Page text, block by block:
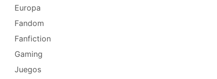
Europa
Fandom
Fanfiction
Gaming
Juegos